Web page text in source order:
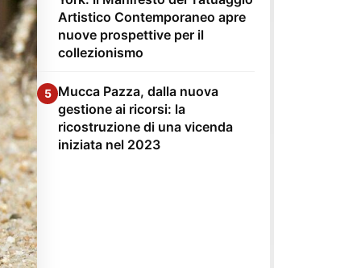
Artistico Contemporaneo apre
nuove prospettive per il
collezionismo
5 Mucca Pazza, dalla nuova
gestione ai ricorsi: la
ricostruzione di una vicenda
iniziata nel 2023